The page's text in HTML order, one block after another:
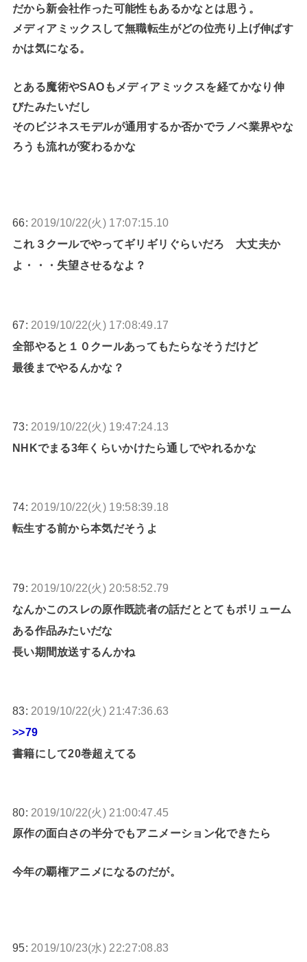
だから新会社作った可能性もあるかなとは思う。
メディアミックスして無職転生がどの位売り上げ伸ばす
かは気になる。
とある魔術やSAOもメディアミックスを経てかなり伸
びたみたいだし
そのビジネスモデルが通用するか否かでラノベ業界やな
ろうも流れが変わるかな
66: 2019/10/22(火) 17:07:15.10
これ３クールでやってギリギリぐらいだろ 大丈夫か
よ・・・失望させるなよ？
67: 2019/10/22(火) 17:08:49.17
全部やると１０クールあってもたらなそうだけど
最後までやるんかな？
73: 2019/10/22(火) 19:47:24.13
NHKでまる3年くらいかけたら通しでやれるかな
74: 2019/10/22(火) 19:58:39.18
転生する前から本気だそうよ
79: 2019/10/22(火) 20:58:52.79
なんかこのスレの原作既読者の話だととてもボリューム
ある作品みたいだな
長い期間放送するんかね
83: 2019/10/22(火) 21:47:36.63
>>79
書籍にして20巻超えてる
80: 2019/10/22(火) 21:00:47.45
原作の面白さの半分でもアニメーション化できたら
今年の覇権アニメになるのだが。
95: 2019/10/23(水) 22:27:08.83